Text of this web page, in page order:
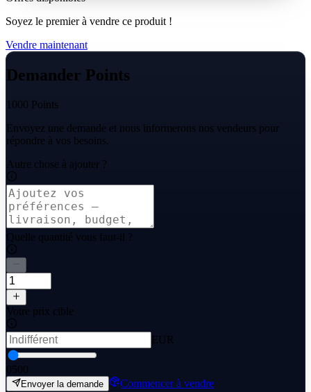
With secure and instant top-up options, acquiring KO Points is
straightforward, letting you dive back into the action without delay
and focus on dominating the arena.
Soyez le premier à vendre ce produit !
Vendre maintenant
Demander Points
1000 Points
Envoyez une demande et nous informerons nos vendeurs pour
répondre à vos besoins.
Autre chose à ajouter ?
Quelle quantité vous faut-il ?
Votre prix cible
EUR
0500
Envoyer la demande
Commencer à vendre